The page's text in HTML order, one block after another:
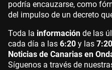
podría encauzarse, como
del impulso de un decreto
Toda la información de las
cada día a las 6:20 y las 7:20
Noticias de Canarias en
Síguenos a través de